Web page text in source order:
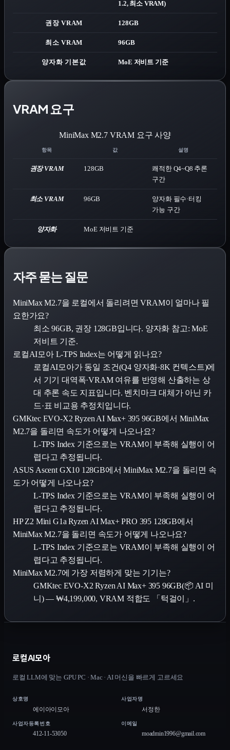
1.2, 최소 VRAM)
권장 VRAM 128GB
최소 VRAM 96GB
양자화 기본값 MoE 저비트 기준
VRAM 요구
MiniMax M2.7VRAM 요구 사양
항목 값 설명
권장 VRAM 128GB
쾌적한 Q4~Q8 추론
구간
최소 VRAM 96GB
양자화 필수·터킹
가능 구간
양자화 MoE 저비트 기준
자주 묻는 질문
MiniMax M2.7을 로컬에서 돌리려면 VRAM이 얼마나 필
요한가요?
최소 96GB, 권장 128GB입니다. 양자화 참고: MoE
저비트 기준.
로컬AI모아 L-TPS Index는 어떻게 읽나요?
로컬AI모아가 동일 조건(Q4 양자화·8K 컨텍스트)에
서 기기 대역폭·VRAM 여유를 반영해 산출하는 상
대 추론 속도 지표입니다. 벤치마크 대체가 아닌 카
드·표 비교용 추정치입니다.
GMKtec EVO-X2 Ryzen AI Max+ 395 96GB에서 MiniMax
M2.7을 돌리면 속도가 어떻게 나오나요?
L-TPS Index 기준으로는 VRAM이 부족해 실행이 어
렵다고 추정됩니다.
ASUS Ascent GX10 128GB에서 MiniMax M2.7을 돌리면 속
도가 어떻게 나오나요?
L-TPS Index 기준으로는 VRAM이 부족해 실행이 어
렵다고 추정됩니다.
HP Z2 Mini G1a Ryzen AI Max+ PRO 395 128GB에서
MiniMax M2.7을 돌리면 속도가 어떻게 나오나요?
L-TPS Index 기준으로는 VRAM이 부족해 실행이 어
렵다고 추정됩니다.
MiniMax M2.7에 가장 저렴하게 맞는 기기는?
GMKtec EVO-X2 Ryzen AI Max+ 395 96GB(📦 AI 미
니) — ₩4,199,000, VRAM 적합도 「턱걸이」.
로컬AI모아
로컬 LLM에 맞는 GPU PC · Mac · AI 머신을 빠르게 고르세요
상호명
에이아이모아
사업자명
서정한
사업자등록번호
412-11-53050
이메일
moadmin1996@gmail.com